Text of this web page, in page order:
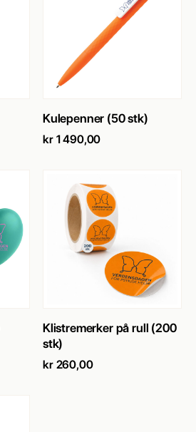
SE PRODUKT→
Kulepenner (50 stk)
kr1 490,00
SE PRODUKT →
Klistremerker på rull (200
stk)
kr260,00